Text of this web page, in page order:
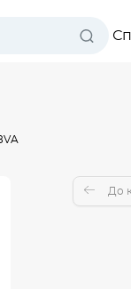
До